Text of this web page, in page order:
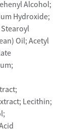
Alcohol;
Hydroxide;
Oil; Acetyl
Lecithin;